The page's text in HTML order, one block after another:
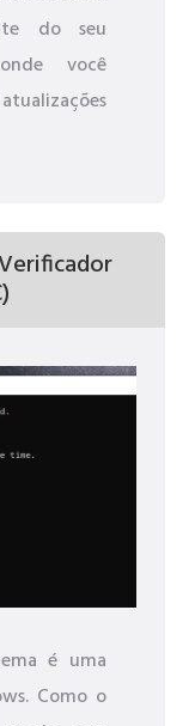
do seu
você
é uma
Como o